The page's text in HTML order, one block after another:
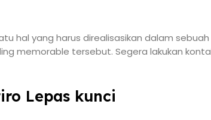
hal yang harus direalisasikan dalam
memorable tersebut. Segera lakukan
Lepas kunci